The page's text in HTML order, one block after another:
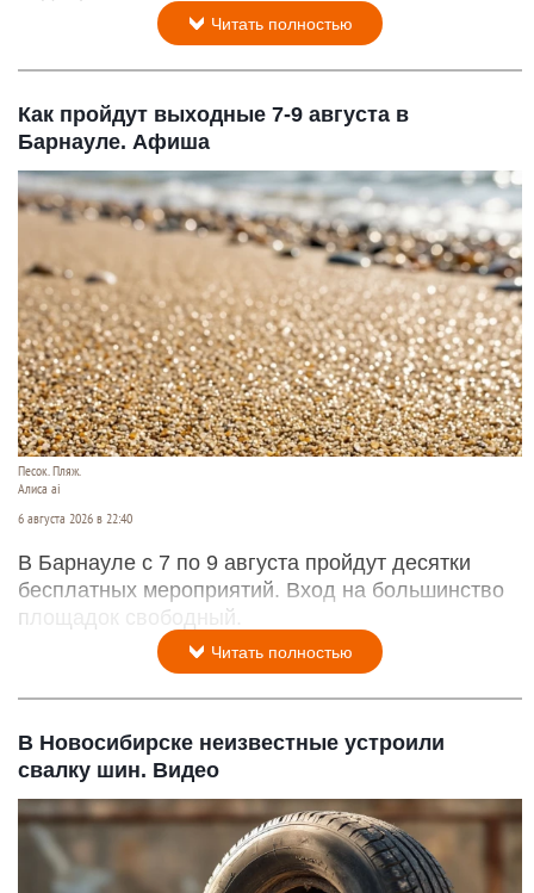
Читать полностью
Как пройдут выходные 7-9 августа в
Барнауле. Афиша
Песок. Пляж.
Алиса ai
6 августа 2026 в 22:40
В Барнауле с 7 по 9 августа пройдут десятки
бесплатных мероприятий. Вход на большинство
площадок свободный.
Читать полностью
В Новосибирске неизвестные устроили
свалку шин. Видео